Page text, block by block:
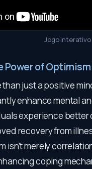
Jogo interativo
Power of
than just a positive
enhance mental
experience better
recovery from
isn't merely
coping